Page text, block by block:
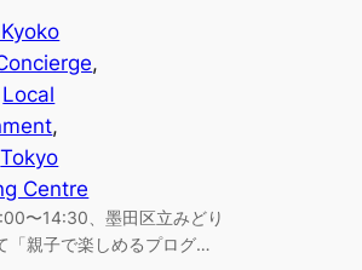
Local
Tokyo
Centre
〜14:30、墨田区立みどり
「親子で楽しめるプログ…